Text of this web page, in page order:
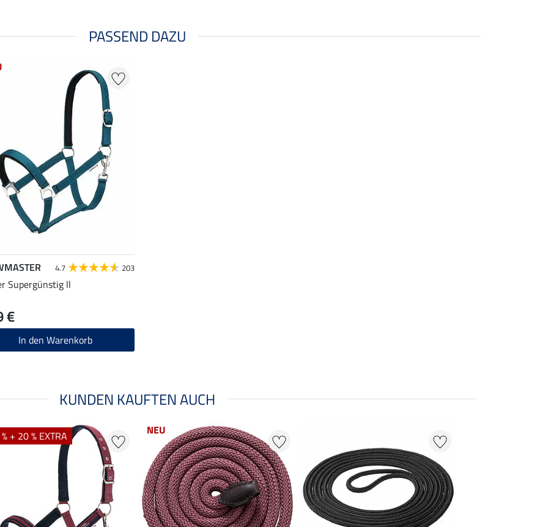
PASSEND DAZU
4.7 203
Supergünstig ll
€
In den Warenkorb
KUNDEN KAUFTEN AUCH
+ 20 % EXTRA NEU